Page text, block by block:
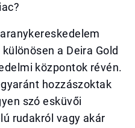
a Deira Gold
központok révén.
hozzászoktak
szó esküvői
rudakról vagy akár